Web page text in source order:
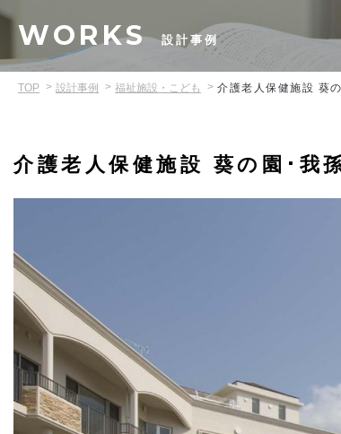
WORKS 設計事例
TOP 設計事例 福祉施設・こども 介護老人保健施設 葵
介護老人保健施設 葵の園･我